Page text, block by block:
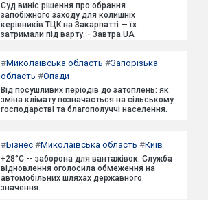
Суд виніс рішення про обрання
запобіжного заходу для колишніх
керівників ТЦК на Закарпатті — їх
затримали під варту. - Завтра.UA
#Миколаївська область #Запорізька
область #Опади
Від посушливих періодів до затоплень: як
зміна клімату позначається на сільському
господарстві та благополуччі населення.
#Бізнес #Миколаївська область #Київ
+28°C -- заборона для вантажівок: Служба
відновлення оголосила обмеження на
автомобільних шляхах державного
значення.